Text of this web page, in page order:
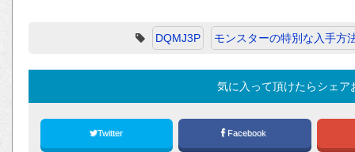
DQMJ3P モンスターの特別な入手方
気に入って頂けたらシェア
Twitter Facebook